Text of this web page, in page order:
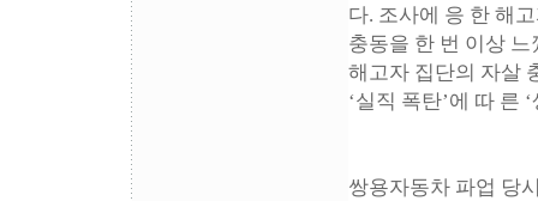
다. 조사에 응 한 해
충동을 한 번 이상
해고자 집단의 자살
‘실직 폭탄’에 따 른
쌍용자동차 파업 당